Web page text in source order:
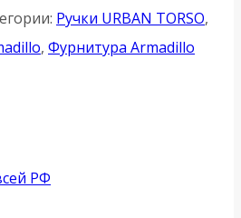
Ручки URBAN TORSO,
, Фурнитура Armadillo
РФ